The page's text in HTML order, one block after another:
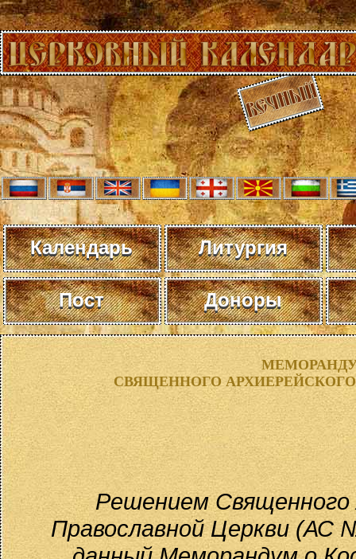
Календарь Литургия
Пост Доноры
СВЯЩЕННОГО
Решением Священного
Православной Церкви (АС